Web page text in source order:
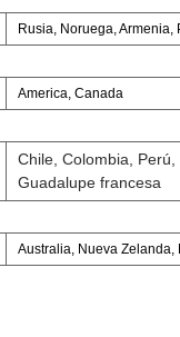
Rusia, Noruega,
America, Canada
Chile, Colombia,
Guadalupe francesa
Australia, Nueva